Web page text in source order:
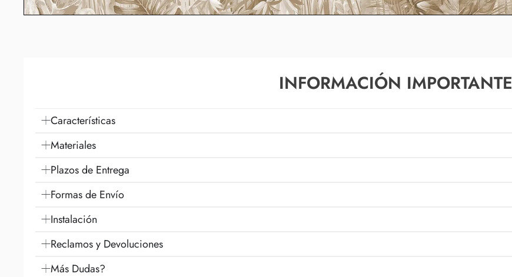
INFORMACIÓN IMPORTANTE
Características
Materiales
Plazos de Entrega
Formas de Envío
Instalación
Reclamos y Devoluciones
Más Dudas?